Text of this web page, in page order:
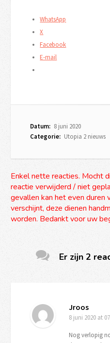
WhatsApp
X
Facebook
E-mail
Datum: 8 juni 2020
Categorie: Utopia 2 nieuws
Enkel nette reacties. Mocht
reactie verwijderd / niet
gevallen kan het even duren
verschijnt, deze dienen
worden. Bedankt voor uw
Er zijn 2
Jroos
8 juni 2020 at
Nog verlopig